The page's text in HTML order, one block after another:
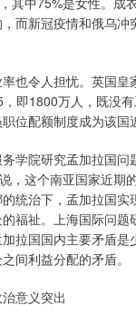
而新冠疫情和俄乌冲
令人担忧。英国皇
即1800万人，既没
位配额制度成为该国
院研究孟加拉国问
，这个南亚国家近期
统治下，孟加拉国实
福祉。上海国际问题
拉国国内主要矛盾是
间利益分配的矛盾。
意义突出